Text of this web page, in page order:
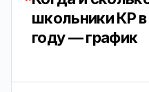
школьники КР
году — график